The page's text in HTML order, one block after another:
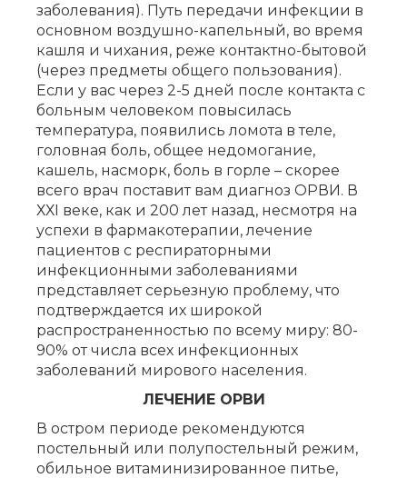
заболевания). Путь передачи инфекции в
основном воздушно-капельный, во время
кашля и чихания, реже контактно-бытовой
(через предметы общего пользования).
Если у вас через 2-5 дней после контакта с
больным человеком повысилась
температура, появились ломота в теле,
головная боль, общее недомогание,
кашель, насморк, боль в горле – скорее
всего врач поставит вам диагноз ОРВИ. В
ХХI веке, как и 200 лет назад, несмотря на
успехи в фармакотерапии, лечение
пациентов с респираторными
инфекционными заболеваниями
представляет серьезную проблему, что
подтверждается их широкой
распространенностью по всему миру: 80-
90% от числа всех инфекционных
заболеваний мирового населения.
ЛЕЧЕНИЕ ОРВИ
В остром периоде рекомендуются
постельный или полупостельный режим,
обильное витаминизированное питье,